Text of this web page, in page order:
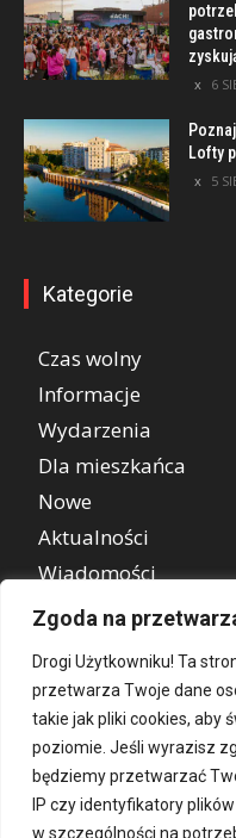
Zgoda na
Drogi Użytkowniku! Ta
przetwarza Twoje dane
takie jak pliki cookies, aby
poziomie. Jeśli wyrazisz
będziemy przetwarzać
IP czy identyfikatory
w szczególności na
6
Lofty
5
Kategorie
Czas wolny
Informacje
Wydarzenia
Dla mieszkańca
Nowe
Aktualności
Wiadomości
REKLAMA